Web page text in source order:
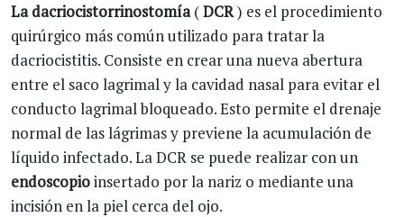
La dacriocistorrinostomía(DCR) es el procedimiento
quirúrgico más común utilizado para tratar la
dacriocistitis. Consiste en crear una nueva abertura
entre el saco lagrimal y la cavidad nasal para evitar el
conducto lagrimal bloqueado. Esto permite el drenaje
normal de las lágrimas y previene la acumulación de
líquido infectado. La DCR se puede realizar con un
endoscopioinsertado por la nariz o mediante una
incisión en la piel cerca del ojo.